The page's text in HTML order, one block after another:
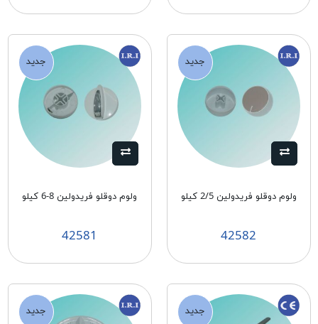
جدید
ولوم دوقلو فريدولين 2/5 كيلو
42582
جدید
ولوم دوقلو فريدولين 8-6 كيلو
42581
جدید جدید